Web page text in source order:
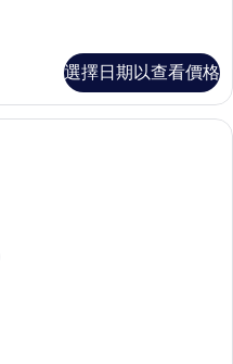
選擇日期以查看價格
間臥室、高級寢具、舒適加層、客房